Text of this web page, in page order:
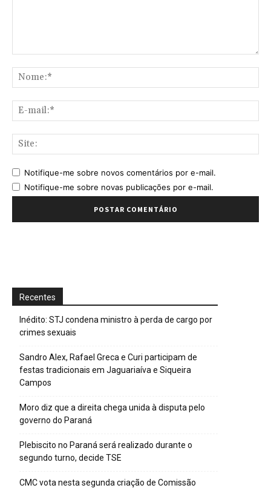
Notifique-me sobre novos comentários por e-mail.
Notifique-me sobre novas publicações por e-mail.
Recentes
Inédito: STJ condena ministro à perda de cargo por
crimes sexuais
Sandro Alex, Rafael Greca e Curi participam de
festas tradicionais em Jaguariaíva e Siqueira
Campos
Moro diz que a direita chega unida à disputa pelo
governo do Paraná
Plebiscito no Paraná será realizado durante o
segundo turno, decide TSE
CMC vota nesta segunda criação de Comissão